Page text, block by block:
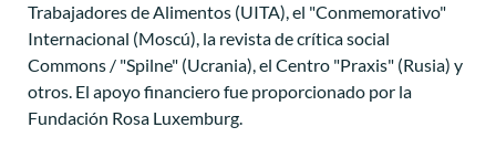
Trabajadores de Alimentos (UITA), el "Conmemorativo"
Internacional (Moscú), la revista de crítica social
Commons / "Spilne" (Ucrania), el Centro "Praxis" (Rusia) y
otros. El apoyo financiero fue proporcionado por la
Fundación Rosa Luxemburg.